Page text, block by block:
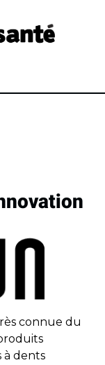
connue du
à dents